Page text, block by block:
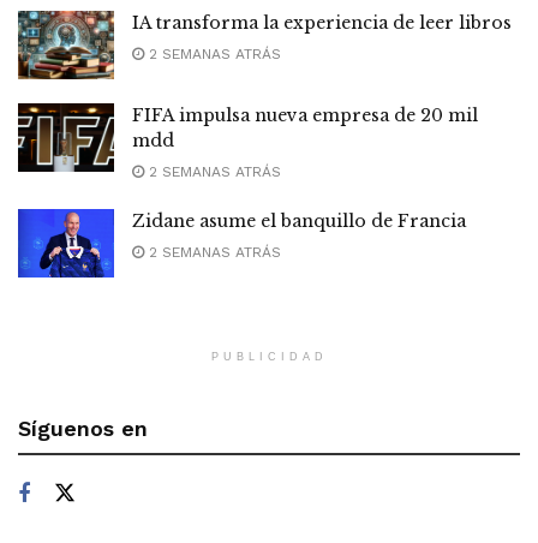
IA transforma la experiencia de leer libros
2 SEMANAS ATRÁS
FIFA impulsa nueva empresa de 20 mil
mdd
2 SEMANAS ATRÁS
Zidane asume el banquillo de Francia
2 SEMANAS ATRÁS
PUBLICIDAD
Síguenos en